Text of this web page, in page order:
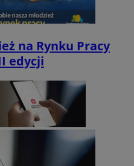
na Rynku Pracy
edycji